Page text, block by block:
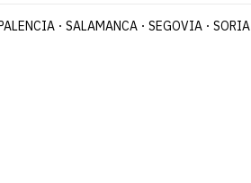
SALAMANCA SEGOVIA SORIA